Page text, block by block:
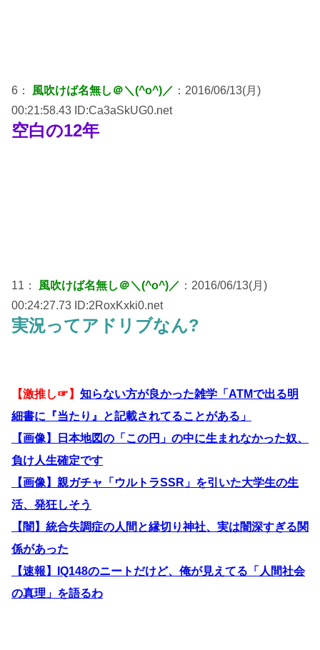
6： 風吹けば名無し＠＼(^o^)／ ：2016/06/13(月)
00:21:58.43 ID:Ca3aSkUG0.net
空白の12年
11： 風吹けば名無し＠＼(^o^)／ ：2016/06/13(月)
00:24:27.73 ID:2RoxKxki0.net
実況ってアドリブなん?
【激推し☞】 知らない方が良かった雑学「ATMで出る明
細書に『当たり』と記載されてることがある」
【画像】日本地図の「この円」の中に生まれなかった奴、
負け人生確定です
【画像】親ガチャ「ウルトラSSR」を引いた大学生の生
活、発狂しそう
【闇】統合失調症の人間と縁切り神社、実は闇深すぎる関
係があった
【速報】IQ148のニートだけど、俺が見えてる「人間社会
の真理」を語るわ